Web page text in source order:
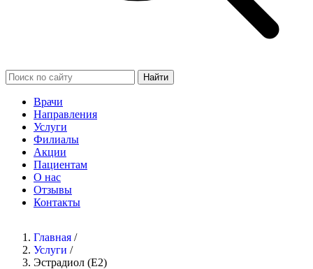
Найти
Врачи
Направления
Услуги
Филиалы
Акции
Пациентам
О нас
Отзывы
Контакты
Главная /
Услуги /
Эстрадиол (Е2)